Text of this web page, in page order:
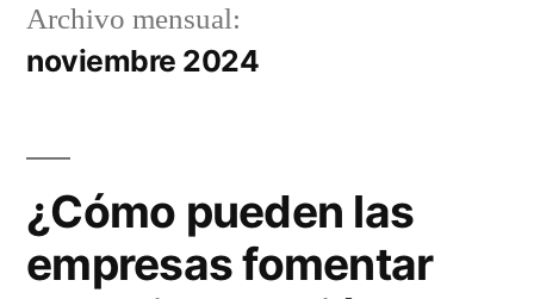
Archivo mensual:
noviembre 2024
¿Cómo pueden las
empresas fomentar